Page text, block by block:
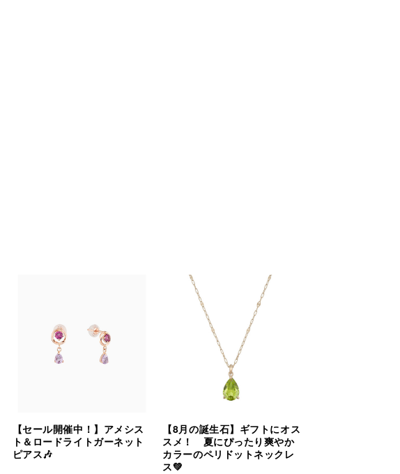
【セール開催中！】アメシス
ト＆ロードライトガーネット
ピアス🎶
【8月の誕生石】ギフトにオス
スメ！ 夏にぴったり爽やか
カラーのペリドットネックレ
ス💚